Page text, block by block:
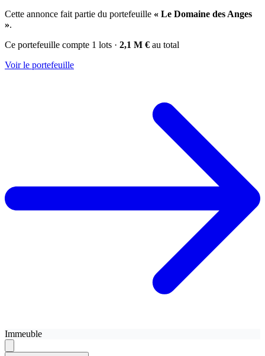
Cette annonce fait partie du portefeuille « Le Domaine des Anges
».
Ce portefeuille compte 1 lots · 2,1 M € au total
Voir le portefeuille
Immeuble